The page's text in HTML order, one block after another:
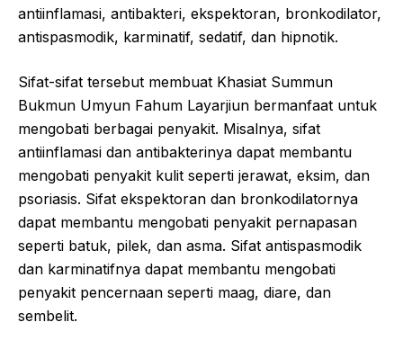
antiinflamasi, antibakteri, ekspektoran, bronkodilator,
antispasmodik, karminatif, sedatif, dan hipnotik.
Sifat-sifat tersebut membuat Khasiat Summun
Bukmun Umyun Fahum Layarjiun bermanfaat untuk
mengobati berbagai penyakit. Misalnya, sifat
antiinflamasi dan antibakterinya dapat membantu
mengobati penyakit kulit seperti jerawat, eksim, dan
psoriasis. Sifat ekspektoran dan bronkodilatornya
dapat membantu mengobati penyakit pernapasan
seperti batuk, pilek, dan asma. Sifat antispasmodik
dan karminatifnya dapat membantu mengobati
penyakit pencernaan seperti maag, diare, dan
sembelit.